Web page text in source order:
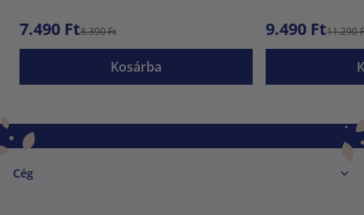
7.490 Ft8.390 Ft
Kosárba
9.490 Ft11.290
Cég